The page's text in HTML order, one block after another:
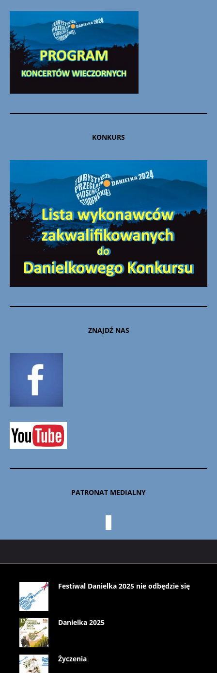
KONKURS
ZNAJDŹ NAS
PATRONAT MEDIALNY
Festiwal Danielka 2025 nie odbędzie się
Danielka 2025
Życzenia